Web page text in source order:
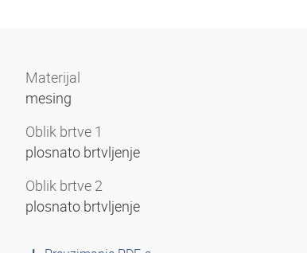
Materijal
mesing
Oblik brtve 1
plosnato brtvljenje
Oblik brtve 2
plosnato brtvljenje